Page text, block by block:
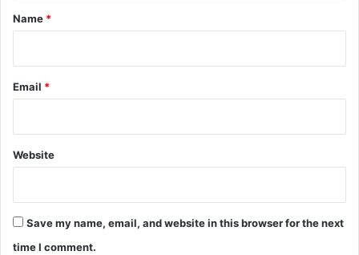
*
Name *
Email *
Website
Save my name, email, and website in this browser for the next
time I comment.